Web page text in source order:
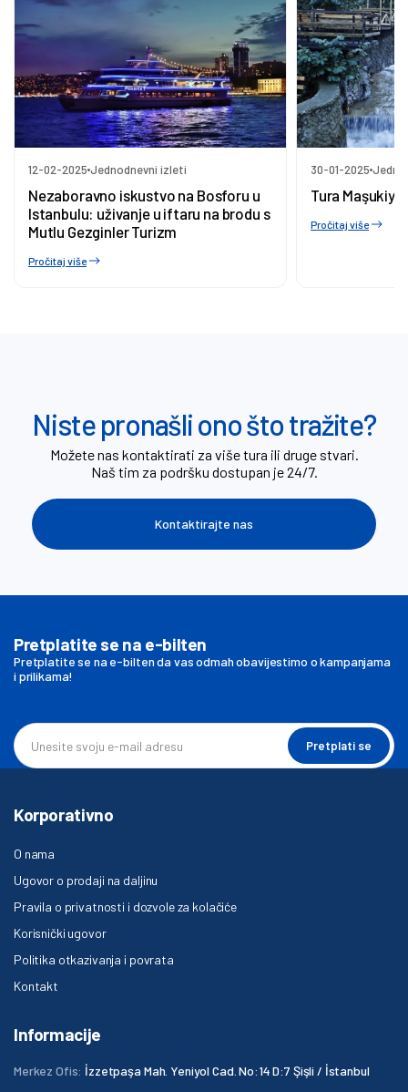
12-02-2025 Jednodnevni izleti
Nezaboravno iskustvo na Bosforu u
Istanbulu: uživanje u iftaru na brodu s
Mutlu Gezginler Turizm
Pročitaj više
30-01-2025
Tura Maşukiye
Pročitaj više
Niste pronašli ono što tražite?
Možete nas kontaktirati za više tura ili druge stvari.
Naš tim za podršku dostupan je 24/7.
Kontaktirajte nas
Pretplatite se na e-bilten
Pretplatite se na e-bilten da vas odmah obavijestimo o kampanjama
i prilikama!
Pretplati se
Korporativno
O nama
Ugovor o prodaji na daljinu
Pravila o privatnosti i dozvole za kolačiće
Korisnički ugovor
Politika otkazivanja i povrata
Kontakt
Informacije
Merkez Ofis: İzzetpaşa Mah. Yeniyol Cad. No:14 D:7 Şişli / İstanbul